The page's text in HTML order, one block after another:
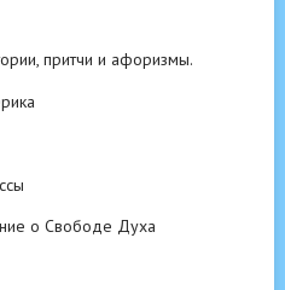
притчи и афоризмы.
о Свободе Духа